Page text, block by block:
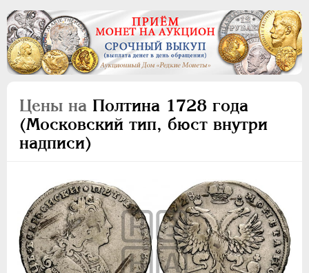
Цены на Полтина 1728 года
(Московский тип, бюст внутри
надписи)
ПEТР I 1699 - 1725
ЕКАТЕРИНА I 1725-1727
Золото
Серебро
Полтина
Медь
Пробные
Монетовидные жетоны